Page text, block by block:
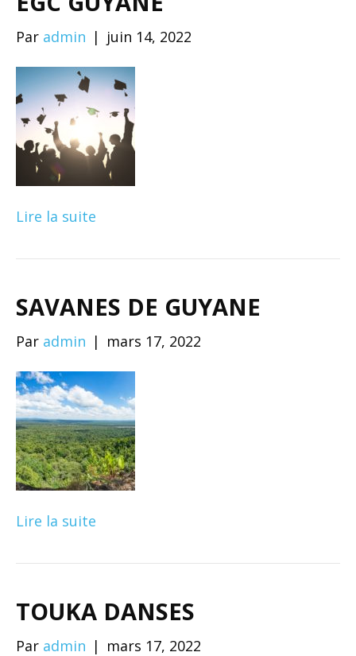
Par admin | juin 14, 2022
Lire la suite
SAVANES DE GUYANE
Par admin | mars 17, 2022
Lire la suite
TOUKA DANSES
Par admin | mars 17, 2022